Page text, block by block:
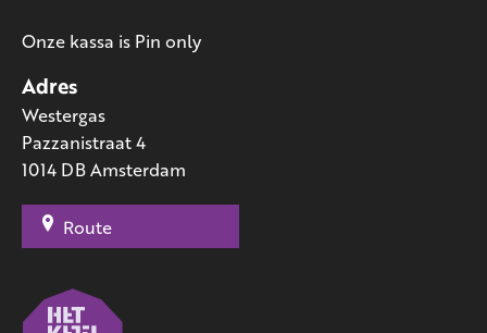
Adres
Westergas
Pazzanistraat 4
1014 DB Amsterdam
Route
Onze kassa is Pin only